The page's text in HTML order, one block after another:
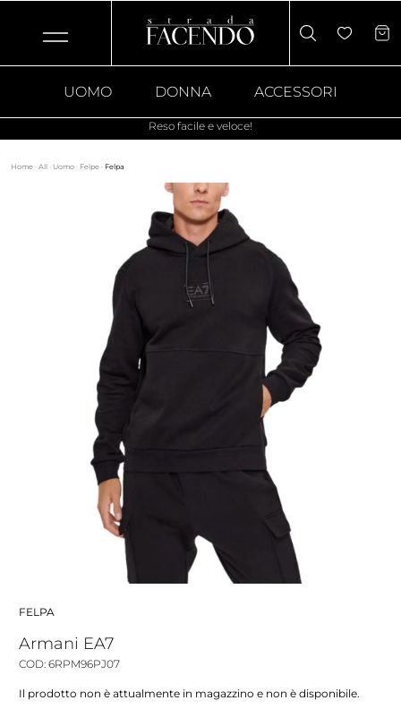
UOMO DONNA ACCESSORI
Reso facile e veloce!
Home · All · Uomo · Felpe · Felpa
FELPA
Armani EA7
COD: 6RPM96PJ07
Il prodotto non è attualmente in magazzino e non è disponibile.